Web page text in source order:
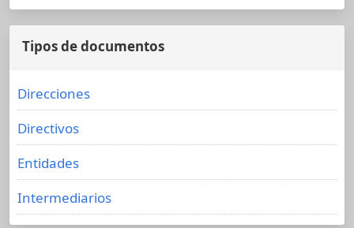
Tipos de documentos
Direcciones
Directivos
Entidades
Intermediarios